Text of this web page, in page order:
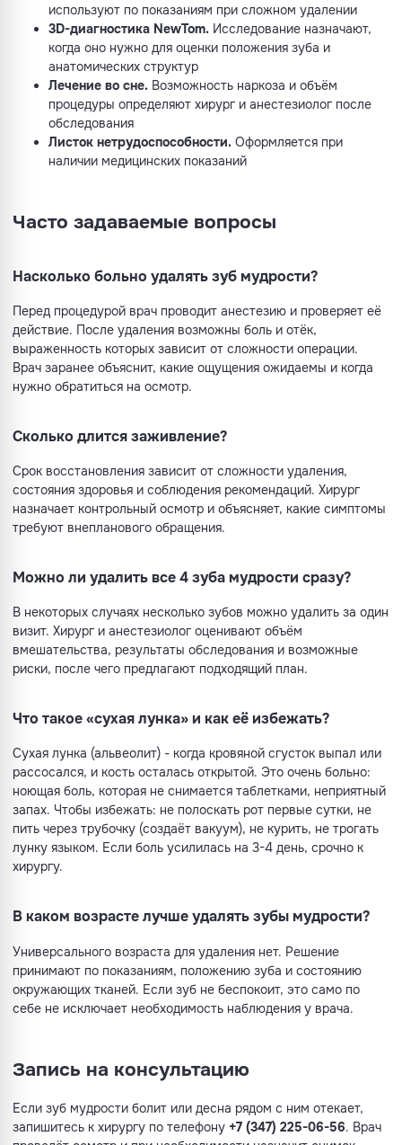
используют по показаниям при сложном удалении
3D-диагностика NewTom. Исследование назначают,
когда оно нужно для оценки положения зуба и
анатомических структур
Лечение во сне. Возможность наркоза и объём
процедуры определяют хирург и анестезиолог после
обследования
Листок нетрудоспособности. Оформляется при
наличии медицинских показаний
Часто задаваемые вопросы
Насколько больно удалять зуб мудрости?
Перед процедурой врач проводит анестезию и проверяет её
действие. После удаления возможны боль и отёк,
выраженность которых зависит от сложности операции.
Врач заранее объяснит, какие ощущения ожидаемы и когда
нужно обратиться на осмотр.
Сколько длится заживление?
Срок восстановления зависит от сложности удаления,
состояния здоровья и соблюдения рекомендаций. Хирург
назначает контрольный осмотр и объясняет, какие симптомы
требуют внепланового обращения.
Можно ли удалить все 4 зуба мудрости сразу?
В некоторых случаях несколько зубов можно удалить за один
визит. Хирург и анестезиолог оценивают объём
вмешательства, результаты обследования и возможные
риски, после чего предлагают подходящий план.
Что такое «сухая лунка» и как её избежать?
Сухая лунка (альвеолит) - когда кровяной сгусток выпал или
рассосался, и кость осталась открытой. Это очень больно:
ноющая боль, которая не снимается таблетками, неприятный
запах. Чтобы избежать: не полоскать рот первые сутки, не
пить через трубочку (создаёт вакуум), не курить, не трогать
лунку языком. Если боль усилилась на 3-4 день, срочно к
хирургу.
В каком возрасте лучше удалять зубы мудрости?
Универсального возраста для удаления нет. Решение
принимают по показаниям, положению зуба и состоянию
окружающих тканей. Если зуб не беспокоит, это само по
себе не исключает необходимость наблюдения у врача.
Запись на консультацию
Если зуб мудрости болит или десна рядом с ним отекает,
запишитесь к хирургу по телефону +7 (347) 225-06-56. Врач